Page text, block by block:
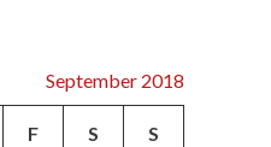
September 2018
F S S